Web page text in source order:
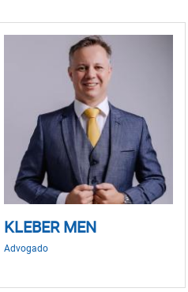
KLEBER MEN
Advogado